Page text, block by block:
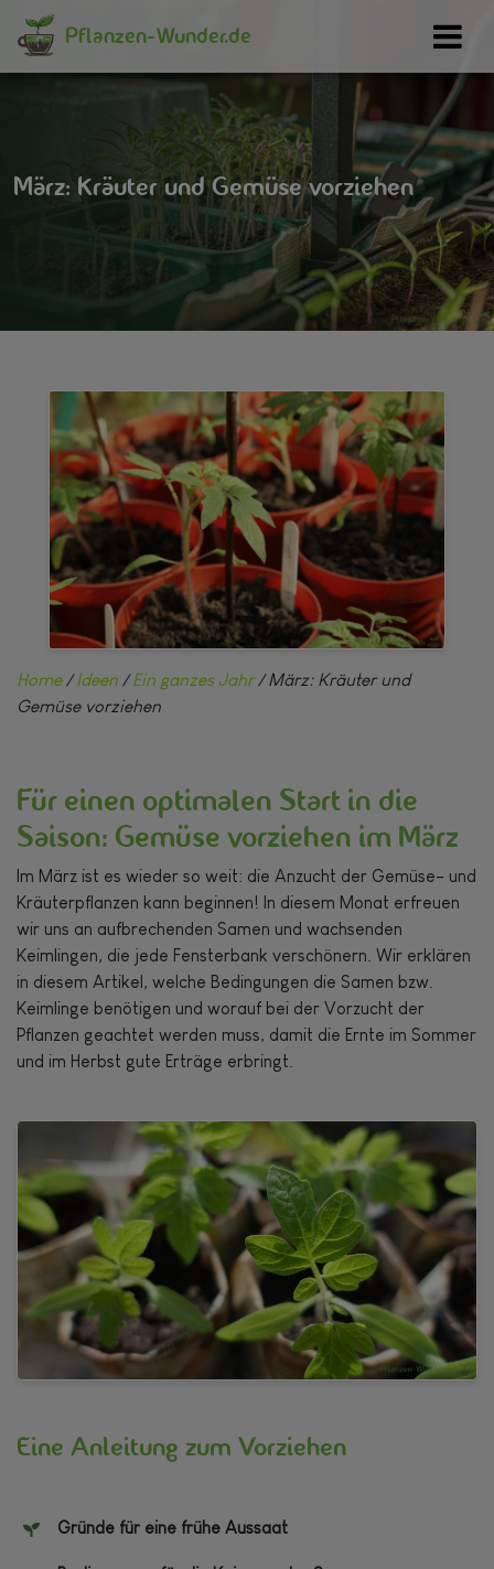
Pflanzen-Wunder.de
März: Kräuter und Gemüse vorziehen
Home/Ideen /Ein ganzes Jahr/ März: Kräuter und
Gemüse vorziehen
Für einen optimalen Start in die
Saison: Gemüse vorziehen im März
Im März ist es wieder so weit: die Anzucht der Gemüse- und
Kräuterpflanzen kann beginnen! In diesem Monat erfreuen
wir uns an aufbrechenden Samen und wachsenden
Keimlingen, die jede Fensterbank verschönern. Wir erklären
in diesem Artikel, welche Bedingungen die Samen bzw.
Keimlinge benötigen und worauf bei der Vorzucht der
Pflanzen geachtet werden muss, damit die Ernte im Sommer
und im Herbst gute Erträge erbringt.
Eine Anleitung zum Vorziehen
Gründe für eine frühe Aussaat